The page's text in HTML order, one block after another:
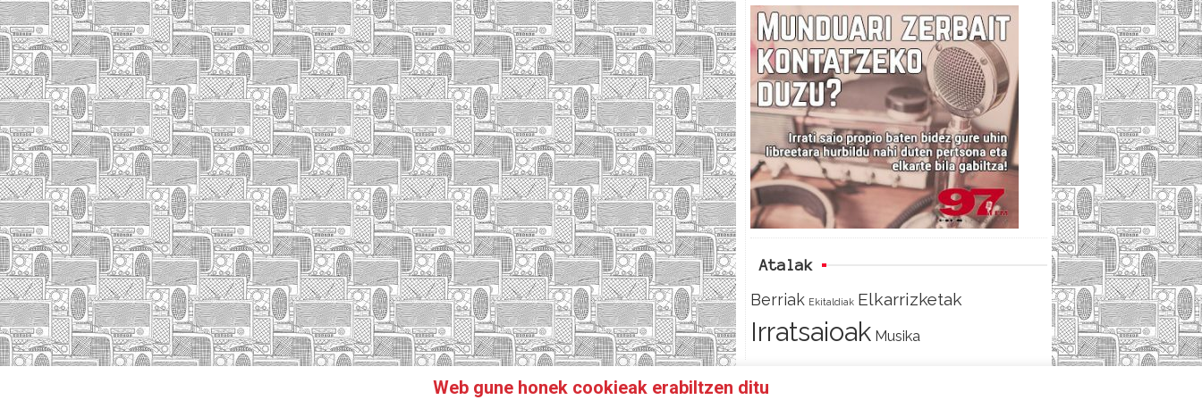
c
e
b
o
o
i
t
t
e
r
e
d
Atalak
Berriak Ekitaldiak Elkarrizketak
Irratsaioak Musika
IZAN IRRATIKIDE! FACEBOOK TWITTER HARREMANETARAKO
Web gune honek cookieak erabiltzen ditu